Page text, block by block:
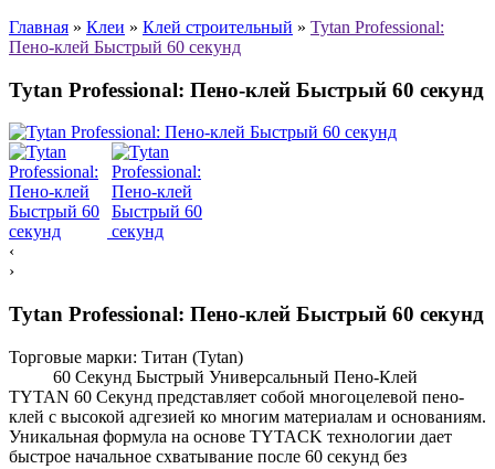
Главная » Клеи » Клей строительный » Tytan Professional:
Пено-клей Быстрый 60 секунд
Tytan Professional: Пено-клей Быстрый 60 секунд
‹
›
Tytan Professional: Пено-клей Быстрый 60 секунд
Торговые марки: Титан (Tytan)
60 Секунд Быстрый Универсальный Пено-Клей
TYTAN 60 Секунд представляет собой многоцелевой пено-
клей с высокой адгезией ко многим материалам и основаниям.
Уникальная формула на основе TYTACK технологии дает
быстрое начальное схватывание после 60 секунд без